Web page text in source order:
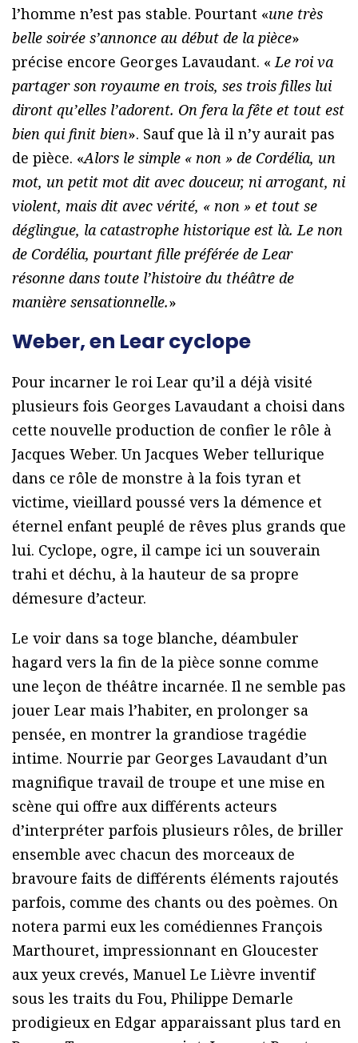
l’homme n’est pas stable. Pourtant «une très
belle soirée s’annonce au début de la pièce»
précise encore Georges Lavaudant. «Le roi va
partager son royaume en trois, ses trois filles lui
diront qu’elles l’adorent. On fera la fête et tout est
bien qui finit bien». Sauf que là il n’y aurait pas
de pièce. «Alors le simple « non » de Cordélia, un
mot, un petit mot dit avec douceur, ni arrogant, ni
violent, mais dit avec vérité, « non » et tout se
déglingue, la catastrophe historique est là. Le non
de Cordélia, pourtant fille préférée de Lear
résonne dans toute l’histoire du théâtre de
manière sensationnelle.»
Weber, en Lear cyclope
Pour incarner le roi Lear qu’il a déjà visité
plusieurs fois Georges Lavaudant a choisi dans
cette nouvelle production de confier le rôle à
Jacques Weber. Un Jacques Weber tellurique
dans ce rôle de monstre à la fois tyran et
victime, vieillard poussé vers la démence et
éternel enfant peuplé de rêves plus grands que
lui. Cyclope, ogre, il campe ici un souverain
trahi et déchu, à la hauteur de sa propre
démesure d’acteur.
Le voir dans sa toge blanche, déambuler
hagard vers la fin de la pièce sonne comme
une leçon de théâtre incarnée. Il ne semble pas
jouer Lear mais l’habiter, en prolonger sa
pensée, en montrer la grandiose tragédie
intime. Nourrie par Georges Lavaudant d’un
magnifique travail de troupe et une mise en
scène qui offre aux différents acteurs
d’interpréter parfois plusieurs rôles, de briller
ensemble avec chacun des morceaux de
bravoure faits de différents éléments rajoutés
parfois, comme des chants ou des poèmes. On
notera parmi eux les comédiennes François
Marthouret, impressionnant en Gloucester
aux yeux crevés, Manuel Le Lièvre inventif
sous les traits du Fou, Philippe Demarle
prodigieux en Edgar apparaissant plus tard en